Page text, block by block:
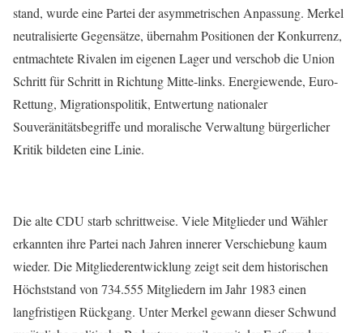
stand, wurde eine Partei der asymmetrischen Anpassung. Merkel
neutralisierte Gegensätze, übernahm Positionen der Konkurrenz,
entmachtete Rivalen im eigenen Lager und verschob die Union
Schritt für Schritt in Richtung Mitte-links. Energiewende, Euro-
Rettung, Migrationspolitik, Entwertung nationaler
Souveränitätsbegriffe und moralische Verwaltung bürgerlicher
Kritik bildeten eine Linie.
Die alte CDU starb schrittweise. Viele Mitglieder und Wähler
erkannten ihre Partei nach Jahren innerer Verschiebung kaum
wieder. Die Mitgliederentwicklung zeigt seit dem historischen
Höchststand von 734.555 Mitgliedern im Jahr 1983 einen
langfristigen Rückgang. Unter Merkel gewann dieser Schwund